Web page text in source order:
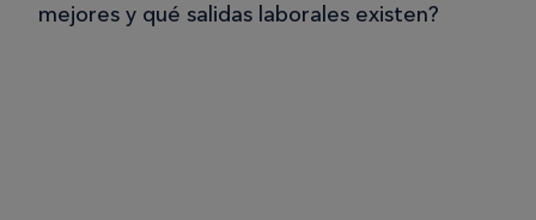
mejores y qué salidas laborales existen?